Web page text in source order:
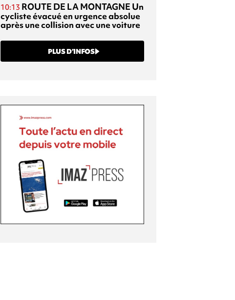
10:13 ROUTE DE LA MONTAGNE Un
cycliste évacué en urgence absolue
après une collision avec une voiture
PLUS D’INFOS